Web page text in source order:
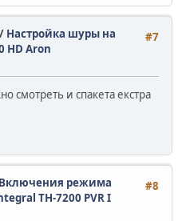
#7
/ Настройка шуры на
HD Aron
смотреть и спакета екстра
#8
Включения режима
TH-7200 PVR I